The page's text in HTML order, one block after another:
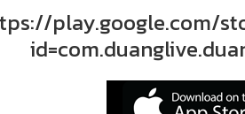
play.google.com/